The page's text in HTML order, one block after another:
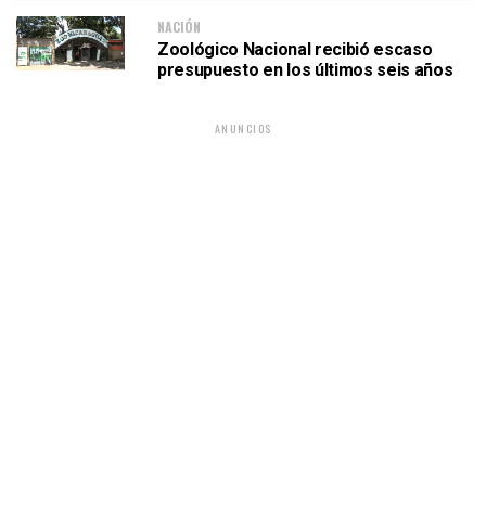
NACIÓN
Zoológico Nacional recibió escaso
presupuesto en los últimos seis años
ANUNCIOS